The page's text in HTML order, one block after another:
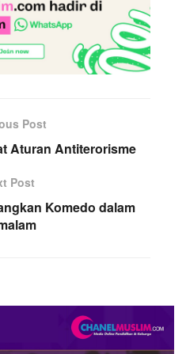
Post
Aturan Antiterorisme
Post
Komedo dalam